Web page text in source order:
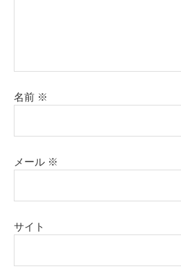
名前 ※
メール ※
サイト